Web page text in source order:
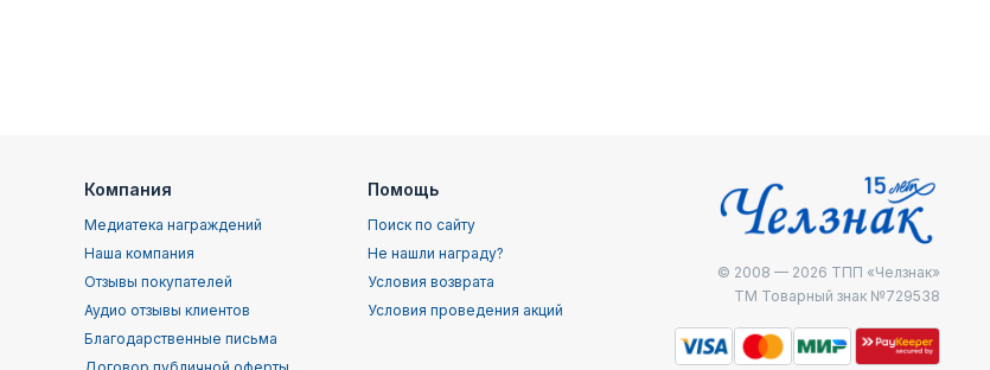
Компания
Медиатека награждений
Наша компания
Отзывы покупателей
Аудио отзывы клиентов
Благодарственные письма
Помощь
Поиск по сайту
Не нашли награду?
Условия возврата
Условия проведения акций
© 2008 — 2026 ТПП «Челзнак»
ТМ Товарный знак №729538